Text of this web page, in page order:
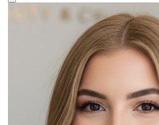
+358 457 835 5832
+358 40 767 9649
(Huomioithan, että emme pysty vastaamaan
puheluihin hoitojen aikana. Soitamme sinulle takaisin
heti vapauduttuamme. Viikonloppuisin ajan
peruutukset sähköpostitse)
Aukioloajat
Maanantai – Perjantai:
10-20
Viikonloppuisin ja muina aikoina